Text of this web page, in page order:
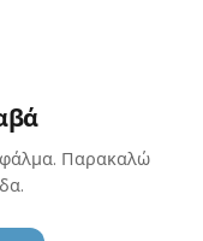
Παρακαλώ